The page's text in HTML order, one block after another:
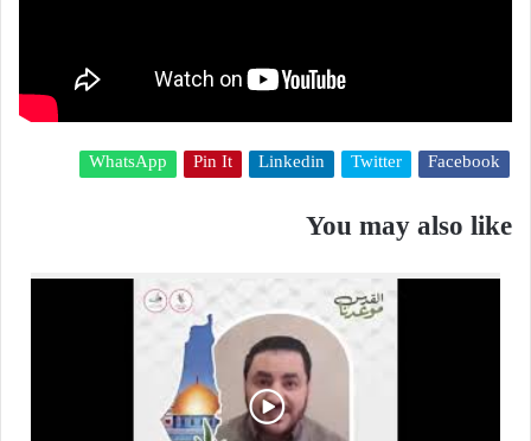
Facebook
Twitter
Linkedin
Pin It
WhatsApp
You may also like